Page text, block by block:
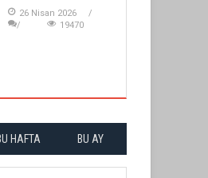
26 Nisan 2026
19470
HAFTA BU AY